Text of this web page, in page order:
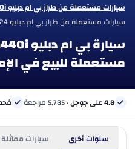
سيارات مستعملة من طراز بي ام دبليو M440i في الإمارات
سيارات مستعملة من طراز بي ام دبليو M440i 2024 في الإمارات
مستعملة للبيع في
4.8 على جوجل · 5,785 مراجعة فحص
سنوات أخرى سيارات مماثلة